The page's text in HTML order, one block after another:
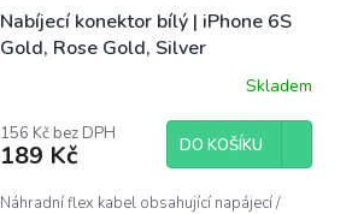
Nabíjecí konektor bílý | iPhone 6S
Gold, Rose Gold, Silver
Skladem
156 Kč bez DPH
189 Kč DO KOŠÍKU
Náhradní flex kabel obsahující napájecí /